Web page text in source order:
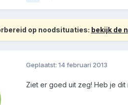
op noodsituaties: bekijk de
Geplaatst: 14 februari 2013
Ziet er goed uit zeg! Heb je